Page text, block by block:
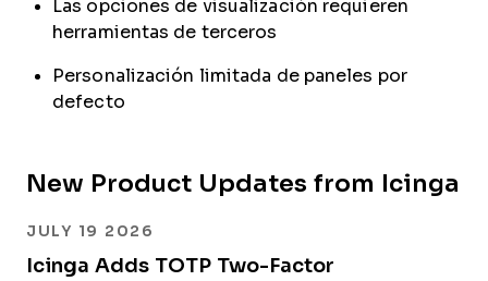
Las opciones de visualización requieren
herramientas de terceros
Personalización limitada de paneles por
defecto
New Product Updates from Icinga
JULY 19 2026
Icinga Adds TOTP Two-Factor